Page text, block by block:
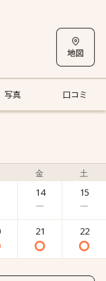
写真 口コミ
金 土
14 15
21 22